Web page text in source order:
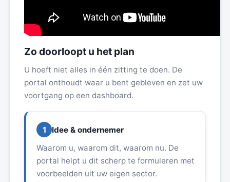
Zo doorloopt u het plan
U hoeft niet alles in één zitting te doen. De
portal onthoudt waar u bent gebleven en zet uw
voortgang op een dashboard.
1
Idee & ondernemer
Waarom u, waarom dit, waarom nu. De
portal helpt u dit scherp te formuleren met
voorbeelden uit uw eigen sector.